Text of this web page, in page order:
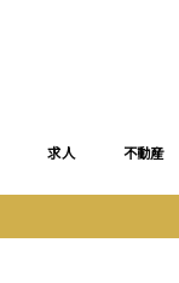
求人 不動産